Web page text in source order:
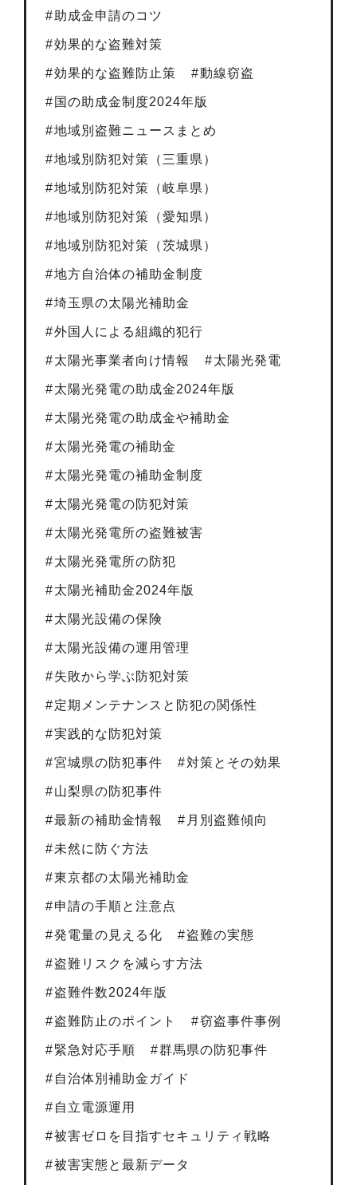
助成金申請のコツ
効果的な盗難対策
効果的な盗難防止策 動線窃盗
国の助成金制度2024年版
地域別盗難ニュースまとめ
地域別防犯対策（三重県）
地域別防犯対策（岐阜県）
地域別防犯対策（愛知県）
地域別防犯対策（茨城県）
地方自治体の補助金制度
埼玉県の太陽光補助金
外国人による組織的犯行
太陽光事業者向け情報 太陽光発電
太陽光発電の助成金2024年版
太陽光発電の助成金や補助金
太陽光発電の補助金
太陽光発電の補助金制度
太陽光発電の防犯対策
太陽光発電所の盗難被害
太陽光発電所の防犯
太陽光補助金2024年版
太陽光設備の保険
太陽光設備の運用管理
失敗から学ぶ防犯対策
定期メンテナンスと防犯の関係性
実践的な防犯対策
宮城県の防犯事件 対策とその効果
山梨県の防犯事件
最新の補助金情報 月別盗難傾向
未然に防ぐ方法
東京都の太陽光補助金
申請の手順と注意点
発電量の見える化 盗難の実態
盗難リスクを減らす方法
盗難件数2024年版
盗難防止のポイント 窃盗事件事例
緊急対応手順 群馬県の防犯事件
自治体別補助金ガイド
自立電源運用
被害ゼロを目指すセキュリティ戦略
被害実態と最新データ